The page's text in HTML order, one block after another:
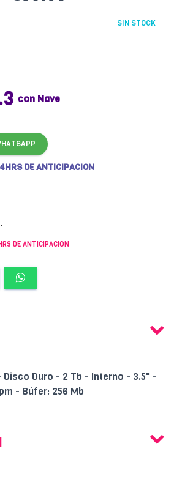
SIN STOCK
con Nave
DE ANTICIPACION
.
DE ANTICIPACION
Disco Duro - 2 Tb - Interno - 3.5" -
- Búfer: 256 Mb